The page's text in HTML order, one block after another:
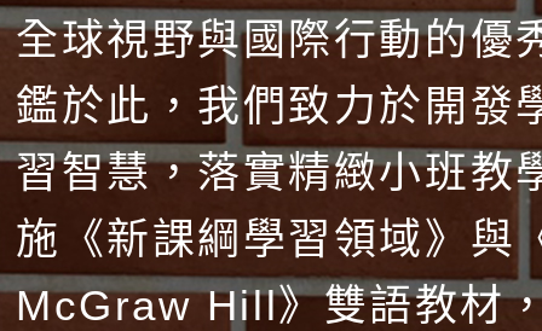
全球視野與國際行動的優
鑑於此，我們致力於開發
習智慧，落實精緻小班教
施《新課綱學習領域》與
McGraw Hill》雙語教材